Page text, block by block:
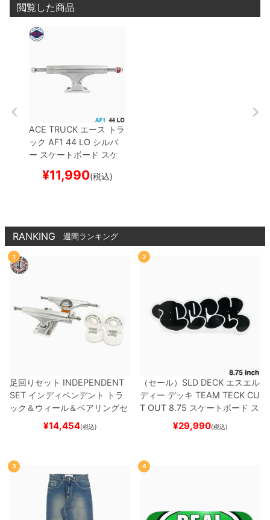
閲覧した商品
ACE TRUCK エース
トラ
ック AF1 44 LO シルバ
ー スケートボード スケ
¥11,990(税込)
RANKING 週間ランキング
1
足回りセット INDEPENDENT
SET インディペンデント
トラ
ック＆ウィール＆ベアリングセ
（トリック用）
ード スケボー
¥14,454(税込)
2
（セール） SLD DECK エスエル
ディー デッキ TEAM TECK CU
T OUT 8.75 スケートボード ス
¥29,990(税込)
3 4